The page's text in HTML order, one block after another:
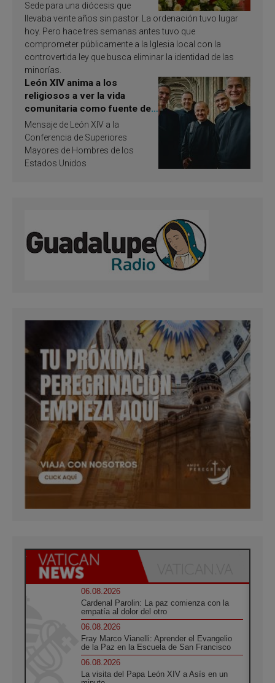
Sede para una diócesis que
llevaba veinte años sin pastor. La ordenación tuvo lugar
hoy. Pero hace tres semanas antes tuvo que
comprometer públicamente a la Iglesia local con la
controvertida ley que busca eliminar la identidad de las
minorías.
León XIV anima a los
religiosos a ver la vida
comunitaria como fuente de
inspiración y santificación
Mensaje de León XIV a la
Conferencia de Superiores
Mayores de Hombres de los
Estados Unidos
06.08.2026
Cardenal Parolin: La paz comienza con la
empatía al dolor del otro
06.08.2026
Fray Marco Vianelli: Aprender el Evangelio
de la Paz en la Escuela de San Francisco
06.08.2026
La visita del Papa León XIV a Asís en un